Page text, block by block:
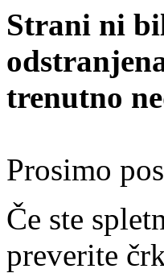
Strani ni
trenutno
Prosimo
Če ste
preverite